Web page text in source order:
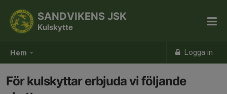
Hem Logga in
SANDVIKENS JSK
Kulskytte
För kulskyttar erbjuda vi följande